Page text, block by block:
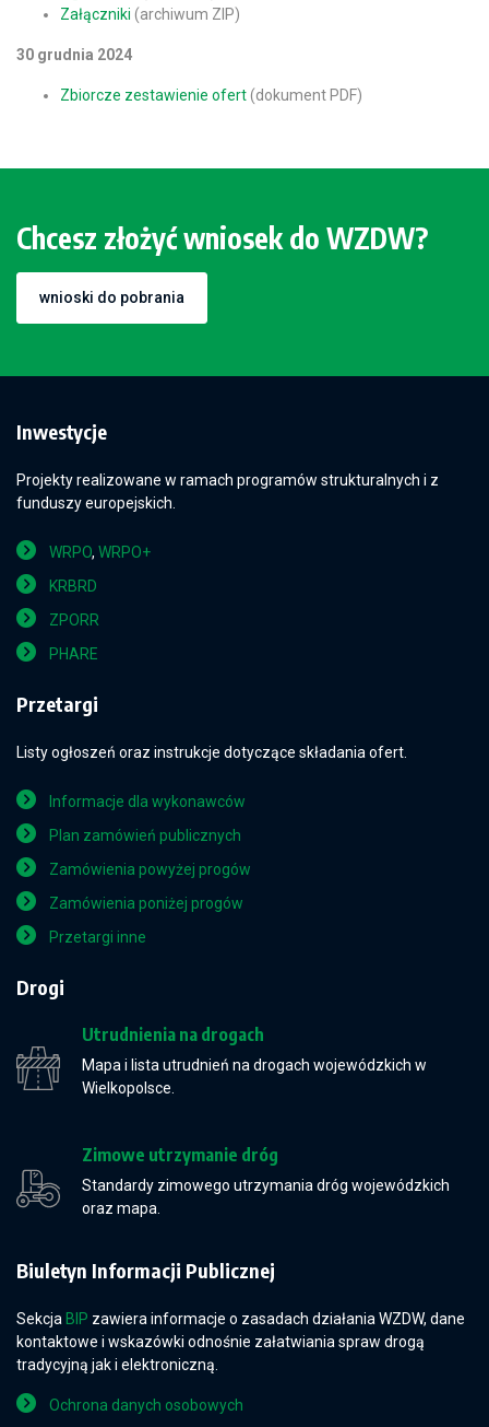
Załączniki (archiwum ZIP)
30 grudnia 2024
Zbiorcze zestawienie ofert(dokument PDF)
Chcesz złożyć wniosek do WZDW?
wnioski do pobrania
Inwestycje
Projekty realizowane w ramach programów strukturalnych i z
funduszy europejskich.
WRPO, WRPO+
KRBRD
ZPORR
PHARE
Przetargi
Listy ogłoszeń oraz instrukcje dotyczące składania ofert.
Informacje dla wykonawców
Plan zamówień publicznych
Zamówienia powyżej progów
Zamówienia poniżej progów
Przetargi inne
Drogi
Utrudnienia na drogach
Mapa i lista utrudnień na drogach wojewódzkich w
Wielkopolsce.
Zimowe utrzymanie dróg
Standardy zimowego utrzymania dróg wojewódzkich
oraz mapa.
Biuletyn Informacji Publicznej
Sekcja BIP zawiera informacje o zasadach działania WZDW, dane
kontaktowe i wskazówki odnośnie załatwiania spraw drogą
tradycyjną jak i elektroniczną.
Ochrona danych osobowych